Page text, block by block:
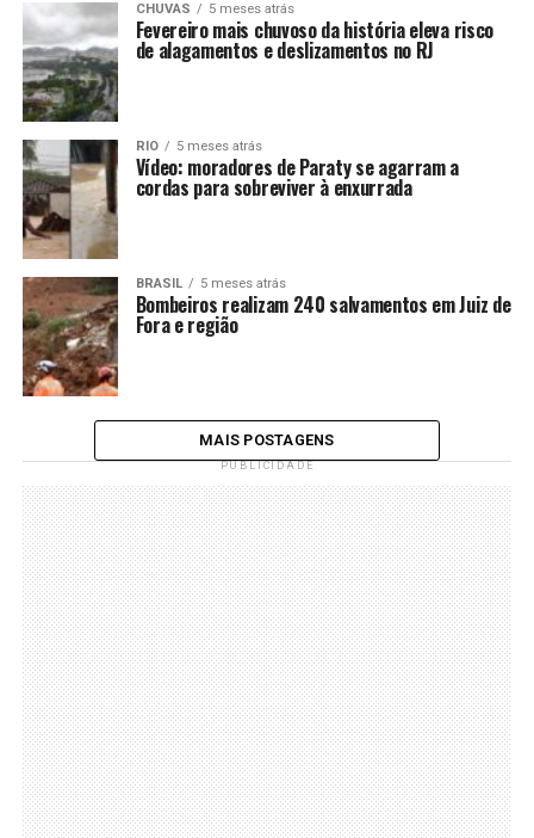
CHUVAS 5 meses atrás
Fevereiro mais chuvoso da história eleva risco
de alagamentos e deslizamentos no RJ
RIO 5 meses atrás
Vídeo: moradores de Paraty se agarram a
cordas para sobreviver à enxurrada
BRASIL 5 meses atrás
Bombeiros realizam 240 salvamentos em Juiz de
Fora e região
MAIS POSTAGENS
PUBLICIDADE